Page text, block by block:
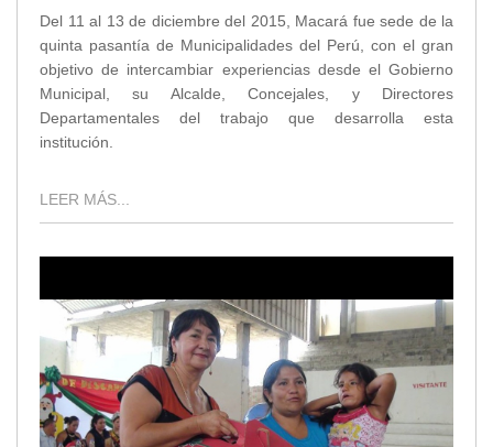
Del 11 al 13 de diciembre del 2015, Macará fue sede de la
quinta pasantía de Municipalidades del Perú, con el gran
objetivo de intercambiar experiencias desde el Gobierno
Municipal, su Alcalde, Concejales, y Directores
Departamentales del trabajo que desarrolla esta
institución.
LEER MÁS...